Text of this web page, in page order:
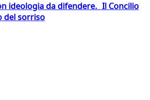
ideologia da difendere. Il Concilio
del sorriso